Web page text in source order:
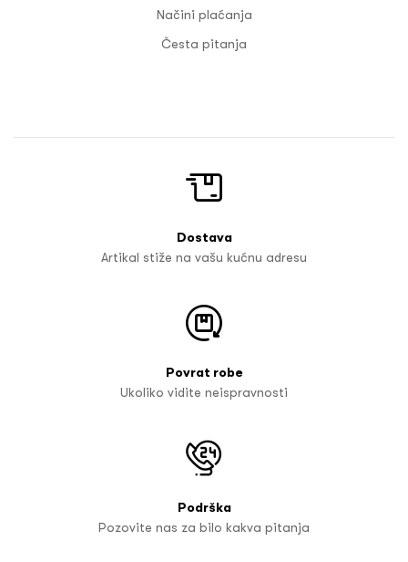
Načini plaćanja
Česta pitanja
Dostava
Artikal stiže na vašu kućnu adresu
Povrat robe
Ukoliko vidite neispravnosti
Podrška
Pozovite nas za bilo kakva pitanja